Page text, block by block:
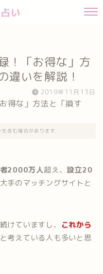
い
！「お得な」方
違いを解説！
2019年11月13日
含む場合があります
2000万人超え、 設立20
手のマッチングサイトと
けていますし、
これから
と考えている人も多いと思